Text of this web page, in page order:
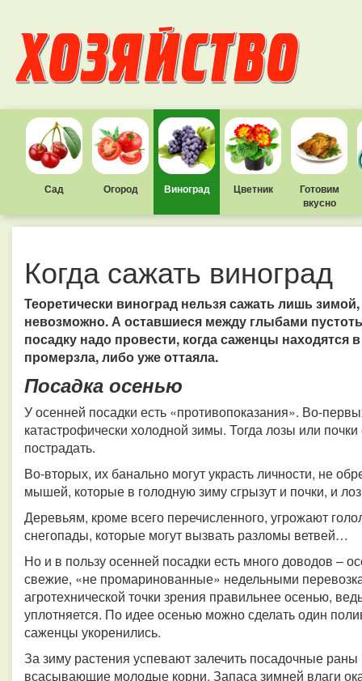
Сад Огород Виноград Цветник
Готовим
вкусно
Когда сажать виноград
Теоретически виноград нельзя сажать лишь
невозможно. А оставшиеся между глыбами
посадку надо провести, когда саженцы находятся
промерзла, либо уже оттаяла.
Посадка осенью
У осенней посадки есть «противопоказания». Во-
катастрофически холодной зимы. Тогда лозы или
пострадать.
Во-вторых, их банально могут украсть личности, не
мышей, которые в голодную зиму сгрызут и почки, и
Деревьям, кроме всего перечисленного, угрожают
снегопады, которые могут вызвать разломы ветвей…
Но и в пользу осенней посадки есть много доводов –
свежие, «не промаринованные» недельными
агротехнической точки зрения правильнее осенью,
уплотняется. По идее осенью можно сделать один
саженцы укоренились.
За зиму растения успевают залечить посадочные
всасывающие молодые корни. Запаса зимней влаги